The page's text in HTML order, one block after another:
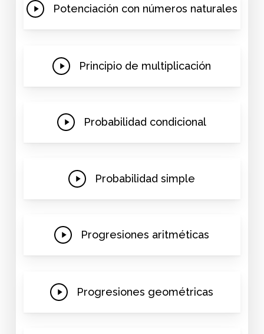
Play
Potenciación con números naturales
Play
Principio de multiplicación
Play
Probabilidad condicional
Play
Probabilidad simple
Play
Progresiones aritméticas
Play
Progresiones geométricas